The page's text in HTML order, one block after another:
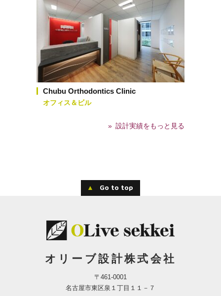
Chubu Orthodontics Clinic
オフィス＆ビル
設計実績をもっと見る
オリーブ設計株式会社
〒461-0001
名古屋市東区泉１丁目１１－７
▲ Go to top